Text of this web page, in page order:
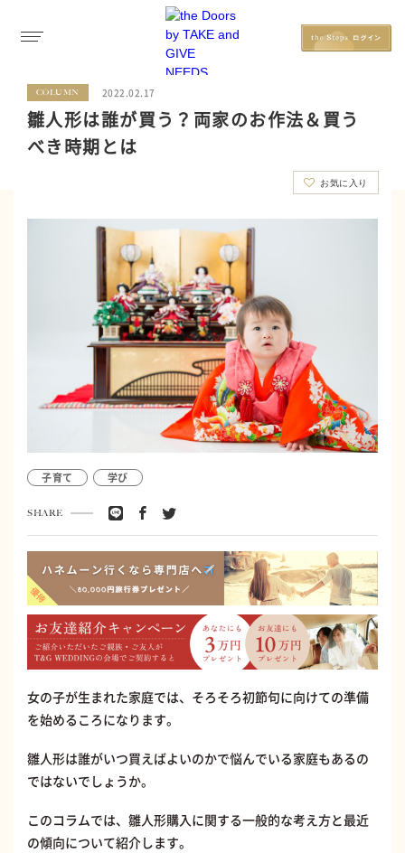
COLUMN 2022.02.17
雛人形は誰が買う？両家のお作法＆買う
べき時期とは
お気に入り
子育て 学び
SHARE
女の子が生まれた家庭では、そろそろ初節句に向けての準備
を始めるころになります。
雛人形は誰がいつ買えばよいのかで悩んでいる家庭もあるの
ではないでしょうか。
このコラムでは、雛人形購入に関する一般的な考え方と最近
の傾向について紹介します。